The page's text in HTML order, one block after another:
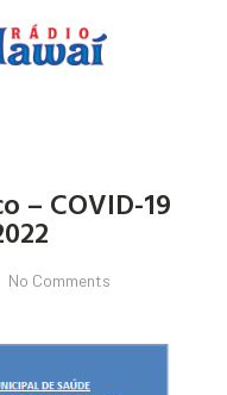
– COVID-19
No Comments